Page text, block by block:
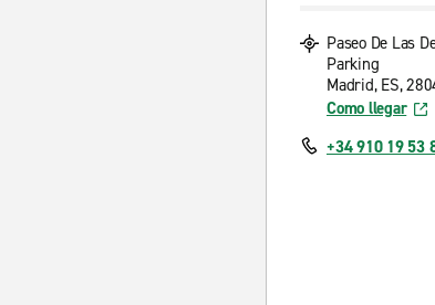
Paseo De Las
Parking
Madrid, ES,
Como llegar
+34 910 19 53